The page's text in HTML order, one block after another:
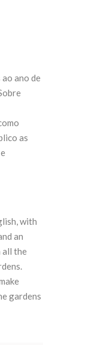
ano de
as
with
an
all the
gardens